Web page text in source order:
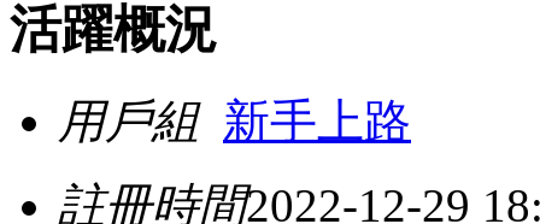
活躍概況
用戶組 新手上路
註冊時間2022-12-29